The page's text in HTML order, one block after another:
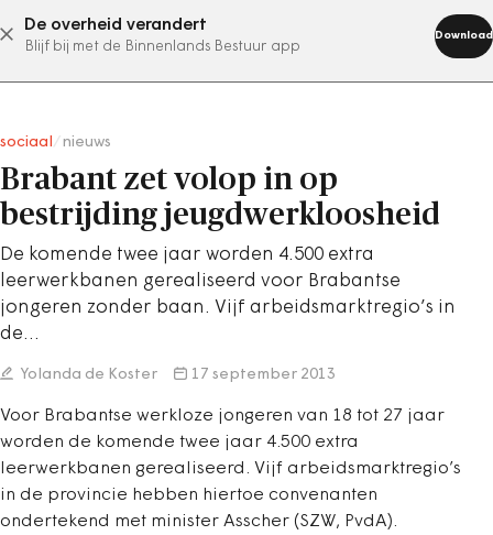
De overheid verandert
Blijf bij met de Binnenlands Bestuur app
Download
abonneer nu
sociaal nieuws
Brabant zet volop in op
bestrijding jeugdwerkloosheid
De komende twee jaar worden 4.500 extra
leerwerkbanen gerealiseerd voor Brabantse
jongeren zonder baan. Vijf arbeidsmarktregio’s in
de…
Yolanda de Koster 17 september 2013
Voor Brabantse werkloze jongeren van 18 tot 27 jaar
worden de komende twee jaar 4.500 extra
leerwerkbanen gerealiseerd. Vijf arbeidsmarktregio’s
in de provincie hebben hiertoe convenanten
ondertekend met minister Asscher (SZW, PvdA).